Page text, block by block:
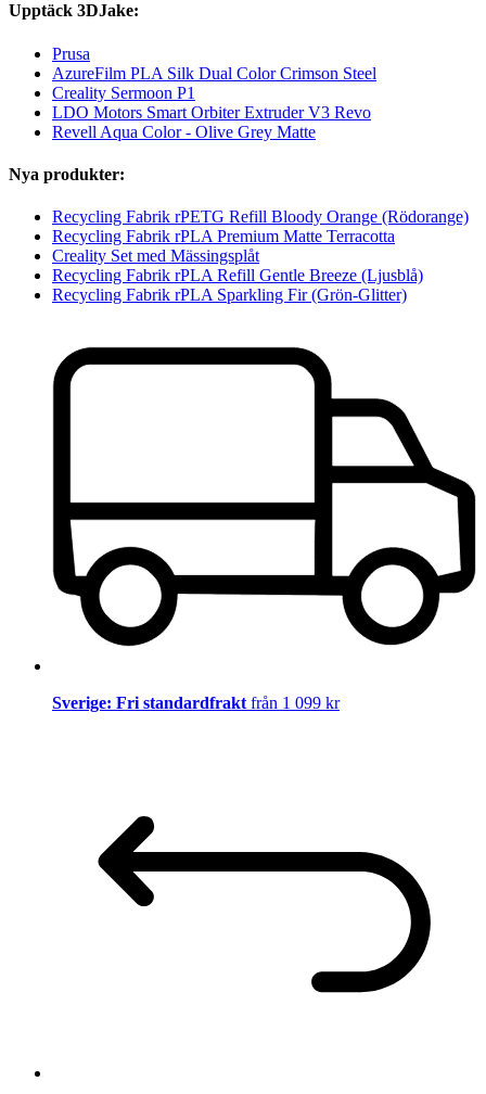
Upptäck 3DJake:
Prusa
AzureFilm PLA Silk Dual Color Crimson Steel
Creality Sermoon P1
LDO Motors Smart Orbiter Extruder V3 Revo
Revell Aqua Color - Olive Grey Matte
Nya produkter:
Recycling Fabrik rPETG Refill Bloody Orange (Rödorange)
Recycling Fabrik rPLA Premium Matte Terracotta
Creality Set med Mässingsplåt
Recycling Fabrik rPLA Refill Gentle Breeze (Ljusblå)
Recycling Fabrik rPLA Sparkling Fir (Grön-Glitter)
Sverige: Fri standardfrakt från 1 099 kr